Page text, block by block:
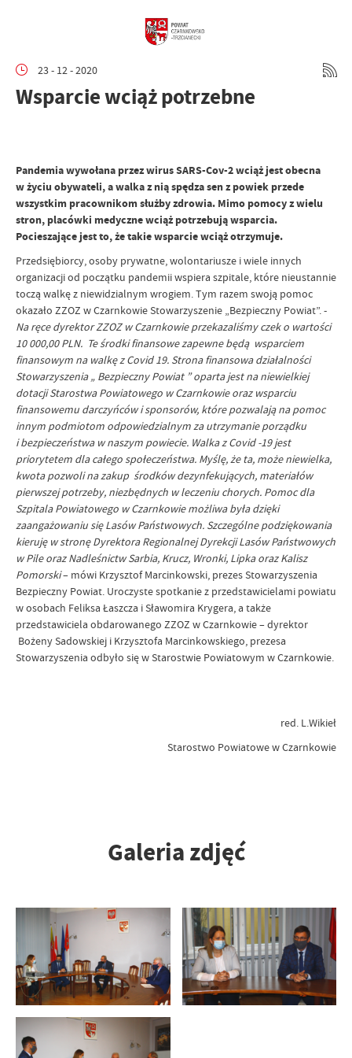
23 - 12 - 2020
Wsparcie wciąż potrzebne
Pandemia wywołana przez wirus SARS-Cov-2 wciąż jest obecna
w życiu obywateli, a walka z nią spędza sen z powiek przede
wszystkim pracownikom służby zdrowia. Mimo pomocy z wielu
stron, placówki medyczne wciąż potrzebują wsparcia.
Pocieszające jest to, że takie wsparcie wciąż otrzymuje.
Przedsiębiorcy, osoby prywatne, wolontariusze i wiele innych
organizacji od początku pandemii wspiera szpitale, które nieustannie
toczą walkę z niewidzialnym wrogiem. Tym razem swoją pomoc
okazało ZZOZ w Czarnkowie Stowarzyszenie „Bezpieczny Powiat”. -
Na ręce dyrektor ZZOZ w Czarnkowie przekazaliśmy czek o wartości
10 000,00 PLN. Te środki finansowe zapewne będą wsparciem
finansowym na walkę z Covid 19. Strona finansowa działalności
Stowarzyszenia „ Bezpieczny Powiat ” oparta jest na niewielkiej
dotacji Starostwa Powiatowego w Czarnkowie oraz wsparciu
finansowemu darczyńców i sponsorów, które pozwalają na pomoc
innym podmiotom odpowiedzialnym za utrzymanie porządku
i bezpieczeństwa w naszym powiecie. Walka z Covid -19 jest
priorytetem dla całego społeczeństwa. Myślę, że ta, może niewielka,
kwota pozwoli na zakup środków dezynfekujących, materiałów
pierwszej potrzeby, niezbędnych w leczeniu chorych. Pomoc dla
Szpitala Powiatowego w Czarnkowie możliwa była dzięki
zaangażowaniu się Lasów Państwowych. Szczególne podziękowania
kieruję w stronę Dyrektora Regionalnej Dyrekcji Lasów Państwowych
w Pile oraz Nadleśnictw Sarbia, Krucz, Wronki, Lipka oraz Kalisz
Pomorski– mówi Krzysztof Marcinkowski, prezes Stowarzyszenia
Bezpieczny Powiat. Uroczyste spotkanie z przedstawicielami powiatu
w osobach Feliksa Łaszcza i Sławomira Krygera, a także
przedstawiciela obdarowanego ZZOZ w Czarnkowie – dyrektor
Bożeny Sadowskiej i Krzysztofa Marcinkowskiego, prezesa
Stowarzyszenia odbyło się w Starostwie Powiatowym w Czarnkowie.
red. L.Wikieł
Starostwo Powiatowe w Czarnkowie
Galeria zdjęć